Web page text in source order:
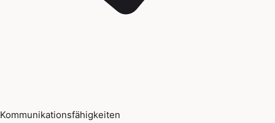
Kommunikationsfähigkeiten